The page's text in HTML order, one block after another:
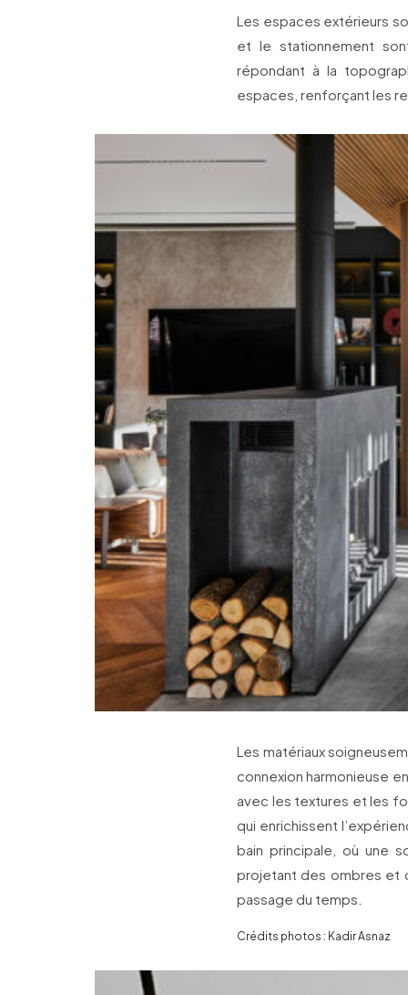
Les espaces extérieurs
et le stationnement
répondant à la
espaces, renforçant les
Les matériaux
connexion harmonieuse
avec les textures et les
qui enrichissent
bain principale, où une
projetant des ombres et
passage du temps.
Crédits photos : Kadir Asnaz